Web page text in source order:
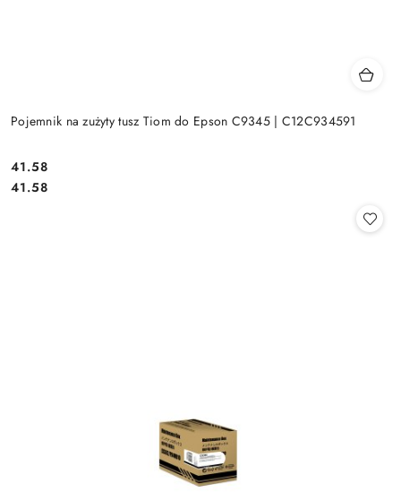
Pojemnik na zużyty tusz Tiom do Epson C9345 | C12C934591
Cena:
41.58
Cena:
41.58